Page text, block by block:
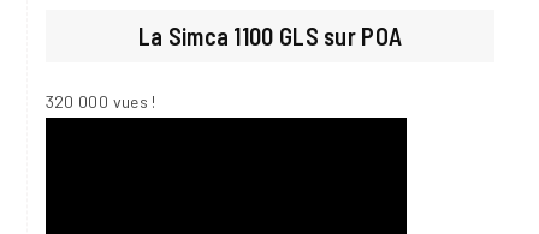
La Simca 1100 GLS sur POA
320 000 vues !